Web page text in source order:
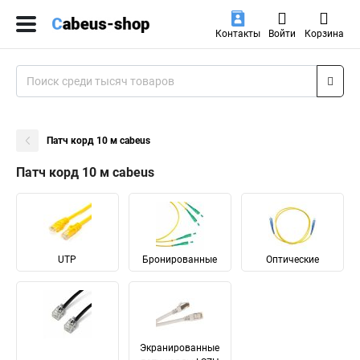
Контакты Войти Корзина
Патч корд 10 м cabeus
Патч корд 10 м cabeus
UTP Бронированные Оптические
Экранированные